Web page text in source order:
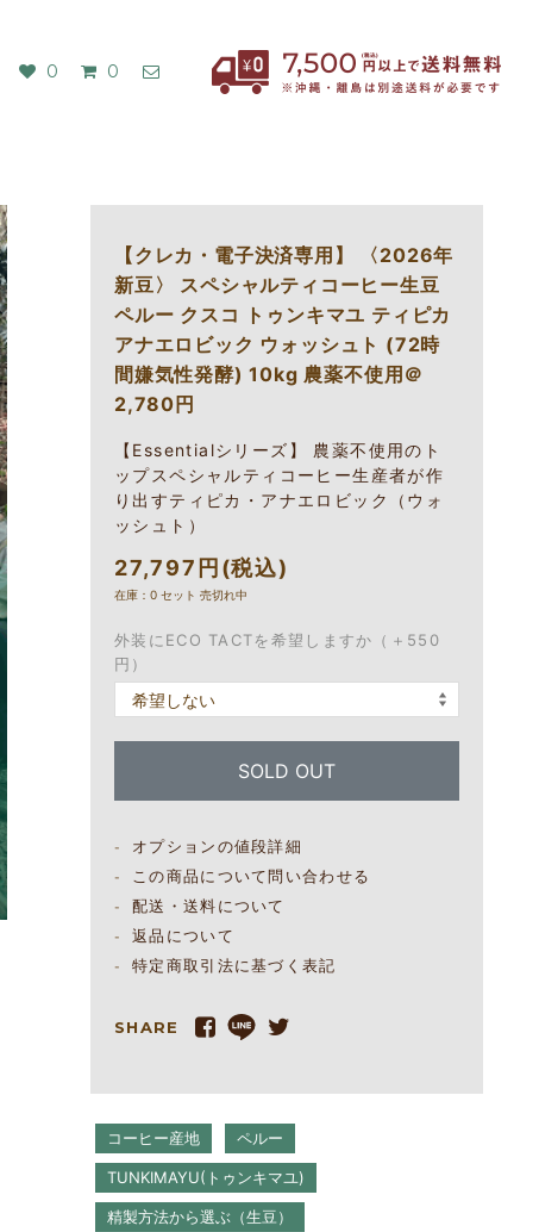
0 0
【クレカ・電子決済専用】 〈2026年
新豆〉 スペシャルティコーヒー生豆
ペルー クスコ トゥンキマユ ティピカ
アナエロビック ウォッシュト (72時
間嫌気性発酵) 10kg 農薬不使用＠
2,780円
【Essentialシリーズ】 農薬不使用のト
ップスペシャルティコーヒー生産者が作
り出すティピカ・アナエロビック（ウォ
ッシュト）
27,797円(税込)
在庫：0 セット 売切れ中
外装にECO TACTを希望しますか（＋550
円）
SOLD OUT
オプションの値段詳細
この商品について問い合わせる
配送・送料について
返品について
特定商取引法に基づく表記
SHARE
コーヒー産地 ペルー
TUNKIMAYU(トゥンキマユ)
精製方法から選ぶ（生豆）